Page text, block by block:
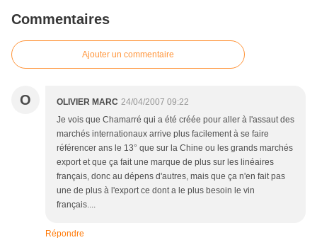
Commentaires
Ajouter un commentaire
O OLIVIER MARC 24/04/2007 09:22
Je vois que Chamarré qui a été créée pour aller à l'assaut des
marchés internationaux arrive plus facilement à se faire
référencer ans le 13° que sur la Chine ou les grands marchés
export et que ça fait une marque de plus sur les linéaires
français, donc au dépens d'autres, mais que ça n'en fait pas
une de plus à l'export ce dont a le plus besoin le vin
français....
Répondre